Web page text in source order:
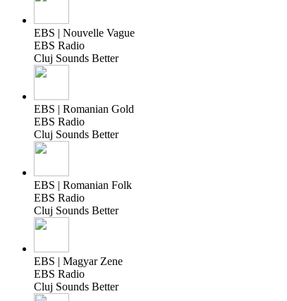
EBS | Nouvelle Vague
EBS Radio
Cluj Sounds Better
EBS | Romanian Gold
EBS Radio
Cluj Sounds Better
EBS | Romanian Folk
EBS Radio
Cluj Sounds Better
EBS | Magyar Zene
EBS Radio
Cluj Sounds Better